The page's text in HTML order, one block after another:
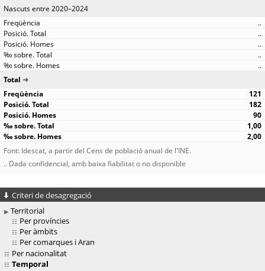
Nascuts entre 2020–2024
..
..
..
..
..
Total
121
182
90
1,00
2,00
Font: Idescat, a partir del Cens de població anual de l'INE.
.. Dada confidencial, amb baixa fiabilitat o no disponible
Criteri de desagregació
Territorial
Per províncies
Per àmbits
Per comarques i Aran
Per nacionalitat
Temporal